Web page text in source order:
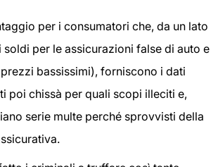
per i consumatori che, da un lato
soldi per le assicurazioni false di auto e
bassissimi), forniscono i dati
poi chissà per quali scopi illeciti e,
serie multe perché sprovvisti della